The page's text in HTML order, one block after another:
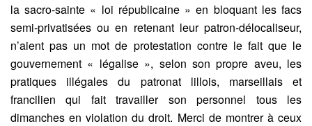
la sacro-sainte « loi républicaine » en bloquant les facs
semi-privatisées ou en retenant leur patron-délocaliseur,
n’aient pas un mot de protestation contre le fait que le
gouvernement « légalise », selon son propre aveu, les
pratiques illégales du patronat lillois, marseillais et
francilien qui fait travailler son personnel tous les
dimanches en violation du droit. Merci de montrer à ceux